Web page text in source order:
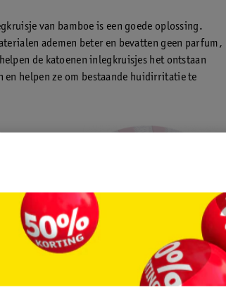
van bamboe is een goede oplossing.
ademen beter en bevatten geen parfum,
de katoenen inlegkruisjes het ontstaan
en helpen ze om bestaande huidirritatie te
je ook
van
goed